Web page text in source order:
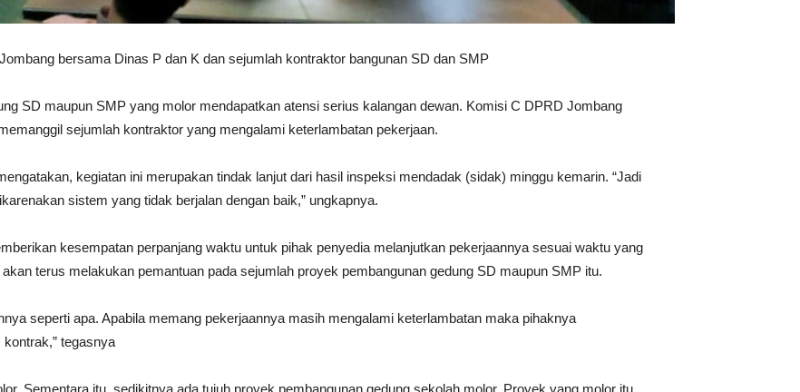
bersama Dinas P dan K dan sejumlah kontraktor bangunan SD dan SMP
SD maupun SMP yang molor mendapatkan atensi serius kalangan dewan. Komisi C DPRD Jombang
sejumlah kontraktor yang mengalami keterlambatan pekerjaan.
kegiatan ini merupakan tindak lanjut dari hasil inspeksi mendadak (sidak) minggu kemarin. “Jadi
sistem yang tidak berjalan dengan baik,” ungkapnya.
kesempatan perpanjang waktu untuk pihak penyedia melanjutkan pekerjaannya sesuai waktu yang
terus melakukan pemantuan pada sejumlah proyek pembangunan gedung SD maupun SMP itu.
seperti apa. Apabila memang pekerjaannya masih mengalami keterlambatan maka pihaknya
tegasnya
Sementara itu, sedikitnya ada tujuh proyek pembangunan gedung sekolah molor. Proyek yang molor itu